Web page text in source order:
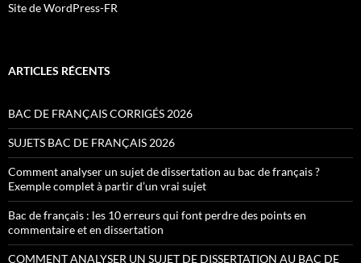
Site de WordPress-FR
ARTICLES RÉCENTS
BAC DE FRANÇAIS CORRIGÉS 2026
SUJETS BAC DE FRANÇAIS 2026
Comment analyser un sujet de dissertation au bac de français ?
Exemple complet à partir d’un vrai sujet
Bac de français : les 10 erreurs qui font perdre des points en
commentaire et en dissertation
COMMENT ANALYSER UN SUJET DE DISSERTATION AU BAC DE